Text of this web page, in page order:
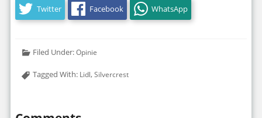
Twitter Facebook WhatsApp
Filed Under:Opinie
Tagged With: Lidl,Silvercrest